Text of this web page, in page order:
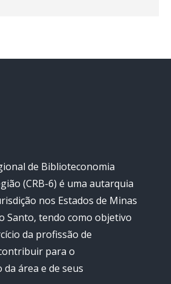
de Biblioteconomia
(CRB-6) é uma autarquia
nos Estados de Minas
Santo, tendo como objetivo
da profissão de
para o
área e de seus